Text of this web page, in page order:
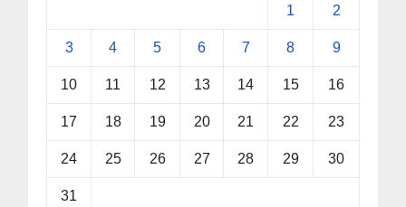
1 2
3 4 5 6 7 8 9
10 11 12 13 14 15 16
17 18 19 20 21 22 23
24 25 26 27 28 29 30
31